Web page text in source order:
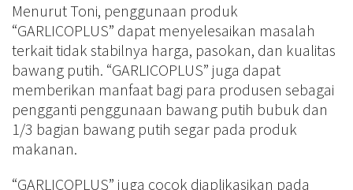
Menurut Toni, penggunaan produk
“GARLICOPLUS” dapat menyelesaikan masalah
terkait tidak stabilnya harga, pasokan, dan kualitas
bawang putih. “GARLICOPLUS” juga dapat
memberikan manfaat bagi para produsen sebagai
pengganti penggunaan bawang putih bubuk dan
1/3 bagian bawang putih segar pada produk
makanan.
“GARLICOPLUS” juga cocok diaplikasikan pada